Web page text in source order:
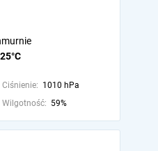
25°C
Ciśnienie: 1010 hPa
Wilgotność: 59%